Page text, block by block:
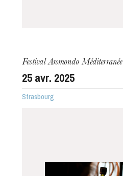
Festival Arsmondo Méditerranée
25 avr. 2025
Strasbourg